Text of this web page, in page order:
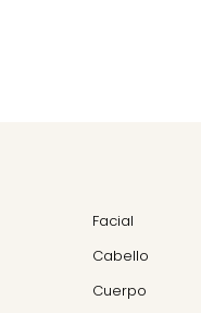
Facial
Cabello
Cuerpo